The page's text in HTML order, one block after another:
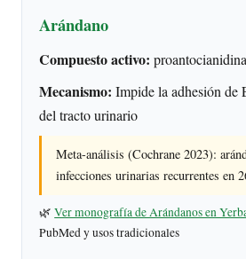
Arándano
Compuesto activo:
Mecanismo: Impide la adhesión de
del tracto urinario
Meta-análisis (Cochrane 2023):
infecciones urinarias recurrentes en
🌿Ver monografía de Arándanos en
PubMed y usos tradicionales